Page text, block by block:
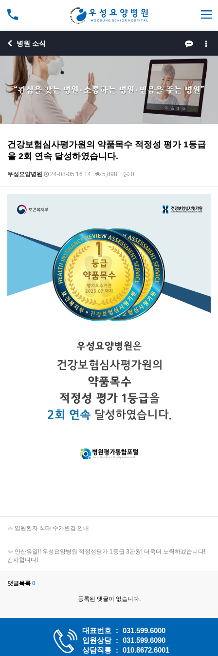
병원 소식
건강보험심사평가원의 약품목수 적정성 평가 1등급
을 2회 연속 달성하였습니다.
우성요양병원 24-08-05 16:14 5,898 0
입원환자 식대 수가변경 안내
안산유일!! 우성요양병원 적정성평가 1등급 3관왕! 더욱더 노력하겠습니다!
감사합니다!
댓글목록 0
등록된 댓글이 없습니다.
대표번호 : 031.599.6000
입원상담 : 031.599.6090
상담직통 : 010.8672.6001